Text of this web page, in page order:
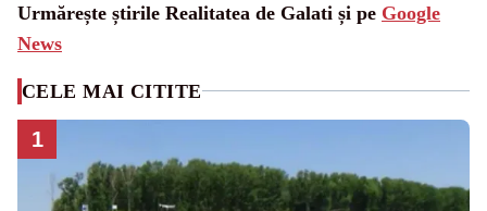
Urmărește știrile Realitatea de Galati și pe Google
News
CELE MAI CITITE
1